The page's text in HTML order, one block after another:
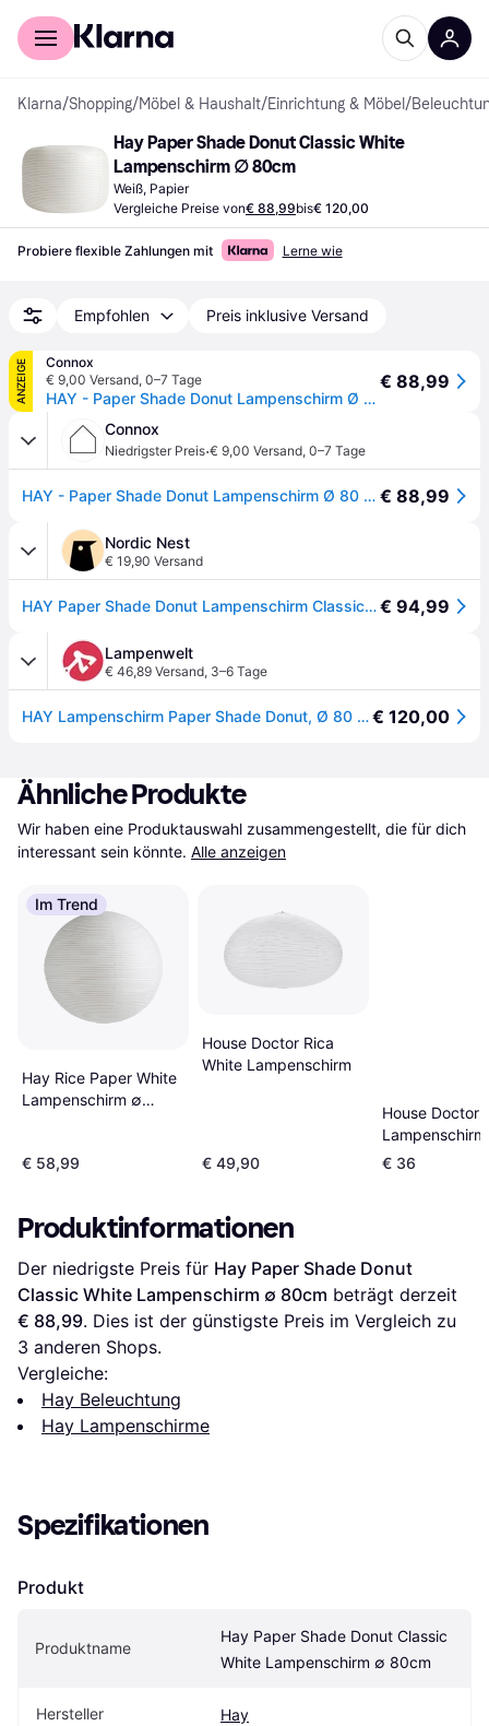
Für Shopper
Klarna/Shopping/Möbel & Haushalt/Einrichtung & Möbel /
Hay Paper Shade Donut Classic White
Lampenschirm ∅ 80cm
Weiß, Papier
Vergleiche Preise von€ 88,99bis€ 120,00
Probiere flexible Zahlungen mit Lerne wie
Empfohlen Preis inklusive Versand
ANZEIGE
Connox
€ 9,00 Versand, 0–7 Tage
HAY - Paper Shade Donut Lampenschirm Ø 80 cm, classic white - Weiß
€ 88,99
Connox
Niedrigster Preis·€ 9,00 Versand, 0–7 Tage
HAY - Paper Shade Donut Lampenschirm Ø 80 cm, classic white - Weiß € 88,99
Nordic Nest
€ 19,90 Versand
HAY Paper Shade Donut Lampenschirm Classic White Ø80€ 94,99
Lampenwelt
€ 46,89 Versand, 3–6 Tage
HAY Lampenschirm Paper Shade Donut, Ø 80 cm – ohne Kabelset - weiß€ 120,00
Ähnliche Produkte
Wir haben eine Produktauswahl zusammengestellt, die für dich
interessant sein könnte. Alle anzeigen
Im Trend
Hay Rice Paper White
Lampenschirm ∅
€ 58,99
House Doctor Rica
White Lampenschirm
€ 49,90
House Doctor
50cm
€ 36
Produktinformationen
Der niedrigste Preis für Hay Paper Shade Donut
Classic White Lampenschirm ∅ 80cm
€ 88,99
3 anderen Shops.
Vergleiche:
Hay Beleuchtung
Hay Lampenschirme
Spezifikationen
Produkt
Produktname
Hay Paper Shade Donut Classic
White Lampenschirm ∅ 80cm
Hersteller Hay